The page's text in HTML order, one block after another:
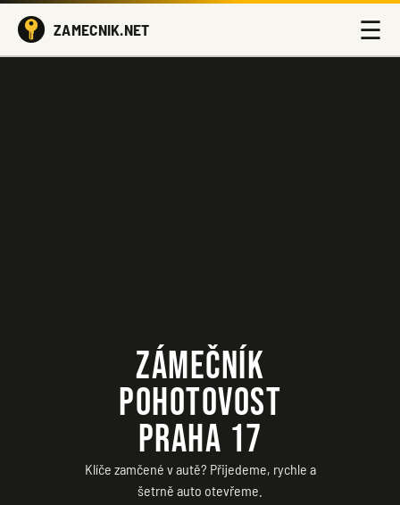
ZAMECNIK.NET ☰
ZÁMEČNÍK
POHOTOVOST
PRAHA 17
Klíče zamčené v autě? Přijedeme, rychle a
šetrně auto otevřeme.